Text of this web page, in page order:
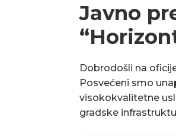
Javno
Dobrodošli na
Posvećeni smo
visokokvalitetne
gradske